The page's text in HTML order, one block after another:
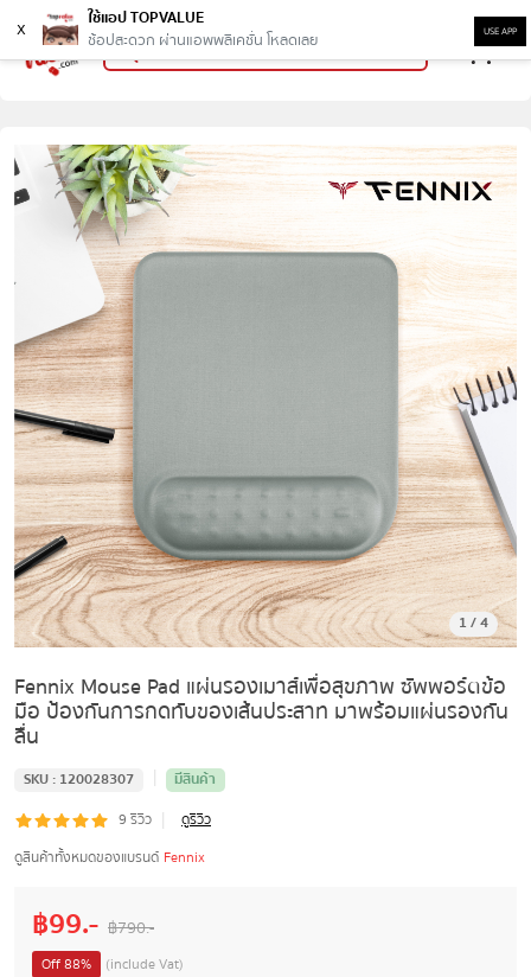
x
ใช้แอป TOPVALUE
ช้อปสะดวก ผ่านแอพพลิเคชั่น โหลดเลย
USE APP
1 /4
Fennix Mouse Pad แผ่นรองเมาส์เพื่อสุขภาพ ซัพพอร์ตข้อ
มือ ป้องกันการกดทับของเส้นประสาท มาพร้อมแผ่นรองกัน
ลื่น
SKU : 120028307 |
มีสินค้า
9 รีวิว |
ดูรีวิว
ดูสินค้าทั้งหมดของแบรนด์ Fennix
฿99.- ฿790.-
Off88% (include Vat)